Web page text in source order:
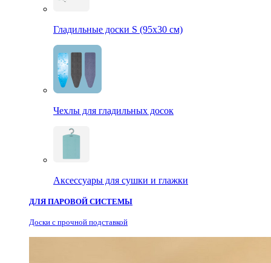
Гладильные доски S (95х30 см)
Чехлы для гладильных досок
Аксессуары для сушки и глажки
ДЛЯ ПАРОВОЙ СИСТЕМЫ
Доски с прочной подставкой